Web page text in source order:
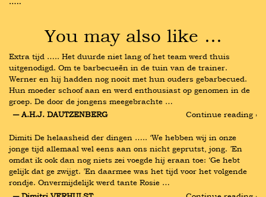
You may also like …
Extra tijd ….. Het duurde niet lang of het team werd thuis
uitgenodigd. Om te barbecueën in de tuin van de trainer.
Werner en hij hadden nog nooit met hun ouders gebarbecued.
Hun moeder schoof aan en werd enthousiast op genomen in de
groep. De door de jongens meegebrachte …
― A.H.J. DAUTZENBERG
Continue reading ›
Dimiti De helaasheid der dingen ….. ‘We hebben wij in onze
jonge tijd allemaal wel eens aan ons nicht geprutst, jong. ’En
omdat ik ook dan nog niets zei voegde hij eraan toe: ‘Ge hebt
gelijk dat ge zwijgt. ’En daarmee was het tijd voor het volgende
rondje. Onvermijdelijk werd tante Rosie …